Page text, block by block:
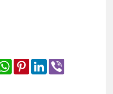
WhatsApp
Pinterest
LinkedIn